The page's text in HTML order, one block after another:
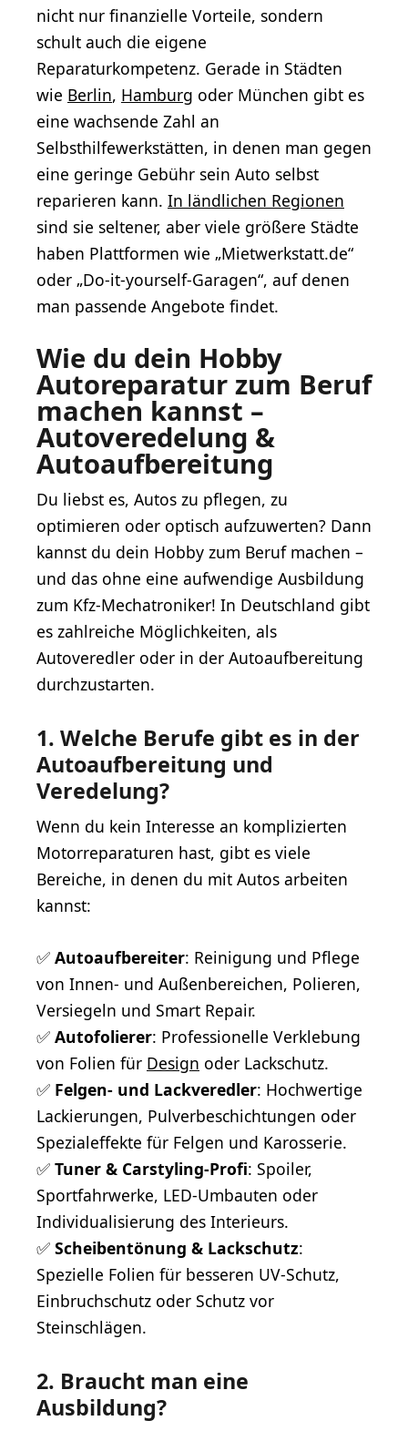
nicht nur finanzielle Vorteile, sondern
schult auch die eigene
Reparaturkompetenz. Gerade in Städten
wie Berlin, Hamburg oder München gibt es
eine wachsende Zahl an
Selbsthilfewerkstätten, in denen man gegen
eine geringe Gebühr sein Auto selbst
reparieren kann. In ländlichen Regionen
sind sie seltener, aber viele größere Städte
haben Plattformen wie „Mietwerkstatt.de“
oder „Do-it-yourself-Garagen“, auf denen
man passende Angebote findet.
Wie du dein Hobby
Autoreparatur zum Beruf
machen kannst –
Autoveredelung &
Autoaufbereitung
Du liebst es, Autos zu pflegen, zu
optimieren oder optisch aufzuwerten? Dann
kannst du dein Hobby zum Beruf machen –
und das ohne eine aufwendige Ausbildung
zum Kfz-Mechatroniker! In Deutschland gibt
es zahlreiche Möglichkeiten, als
Autoveredler oder in der Autoaufbereitung
durchzustarten.
1. Welche Berufe gibt es in der
Autoaufbereitung und
Veredelung?
Wenn du kein Interesse an komplizierten
Motorreparaturen hast, gibt es viele
Bereiche, in denen du mit Autos arbeiten
kannst:
✅ Autoaufbereiter: Reinigung und Pflege
von Innen- und Außenbereichen, Polieren,
Versiegeln und Smart Repair.
✅ Autofolierer: Professionelle Verklebung
von Folien für Design oder Lackschutz.
✅ Felgen- und Lackveredler: Hochwertige
Lackierungen, Pulverbeschichtungen oder
Spezialeffekte für Felgen und Karosserie.
✅ Tuner & Carstyling-Profi: Spoiler,
Sportfahrwerke, LED-Umbauten oder
Individualisierung des Interieurs.
✅ Scheibentönung & Lackschutz:
Spezielle Folien für besseren UV-Schutz,
Einbruchschutz oder Schutz vor
Steinschlägen.
2. Braucht man eine
Ausbildung?